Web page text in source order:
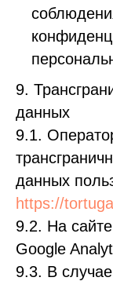
9.
данных
9.1.
данных
https://
9.2. На
Google
9.3. В